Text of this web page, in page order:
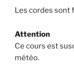
Les cordes sont
Attention
Ce cours est
météo.